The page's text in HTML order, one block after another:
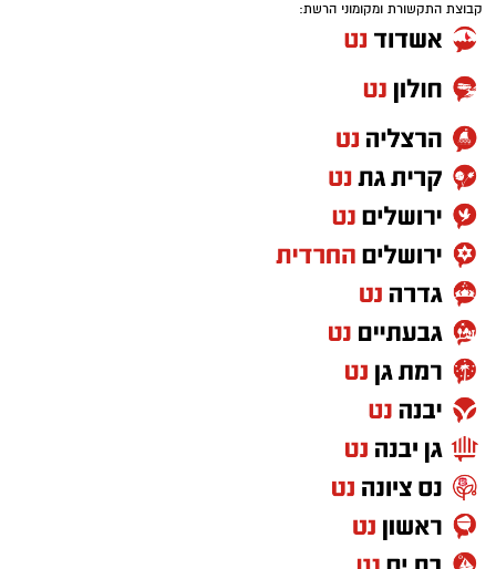
קבוצת התקשורת ומקומוני הרשת: